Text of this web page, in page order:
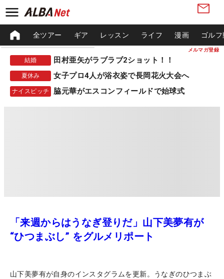
メルマガ登録
全ツアー ギア レッスン ライフ 漫画 ゴル
結婚 田村亜矢がラブラブ2ショット！！
夏休み 女子プロ4人が浴衣姿で長岡花火大会へ
ナイスピッチ 脇元華がエスコンフィールドで始球式
「来週からはうなぎ登りだ」山下美夢有が
“ひつまぶし” をグルメリポート
山下美夢有が自身のインスタグラムを更新。うなぎのひつまぶ